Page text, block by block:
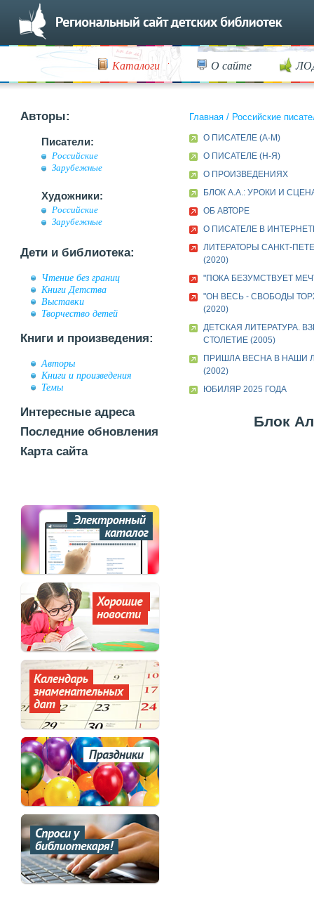
Каталоги О сайте
Авторы:
Писатели:
Российские
Зарубежные
Художники:
Российские
Зарубежные
Дети и библиотека:
Чтение без границ
Книги Детства
Выставки
Творчество детей
Книги и произведения:
Авторы
Книги и произведения
Темы
Интересные адреса
Последние обновления
Карта сайта
Главная / Российские
О ПИСАТЕЛЕ (А-М)
О ПИСАТЕЛЕ (Н-Я)
О ПРОИЗВЕДЕНИЯХ
БЛОК А.А.: УРОКИ И
ОБ АВТОРЕ
О ПИСАТЕЛЕ В
ЛИТЕРАТОРЫ САНКТ-
(2020)
"ПОКА БЕЗУМСТВУЕТ
"ОН ВЕСЬ - СВОБОДЫ
(2020)
ДЕТСКАЯ ЛИТЕРАТУРА.
СТОЛЕТИЕ (2005)
ПРИШЛА ВЕСНА В НАШИ
(2002)
ЮБИЛЯР 2025 ГОДА
Блок